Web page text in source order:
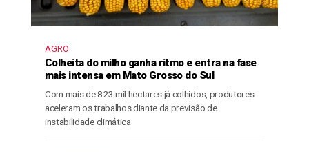
AGRO
Colheita do milho ganha ritmo e entra na fase
mais intensa em Mato Grosso do Sul
Com mais de 823 mil hectares já colhidos, produtores
aceleram os trabalhos diante da previsão de
instabilidade climática